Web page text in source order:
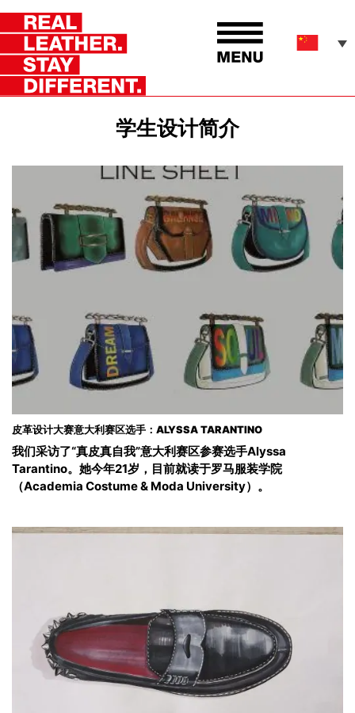
学生设计简介
皮革设计大赛意大利赛区选手：ALYSSA TARANTINO
我们采访了“真皮真自我”意大利赛区参赛选手Alyssa
Tarantino。她今年21岁，目前就读于罗马服装学院
（Academia Costume & Moda University）。